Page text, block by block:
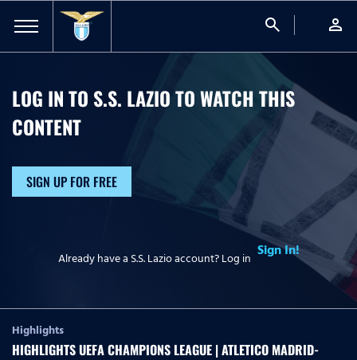
search person
LOG IN TO S.S. LAZIO TO WATCHTHIS
CONTENT
SIGN UP FOR FREE
Already have a S.S. Lazio account? Log in Sign In!
Highlights
HIGHLIGHTS UEFA CHAMPIONS LEAGUE | ATLETICO MADRID-